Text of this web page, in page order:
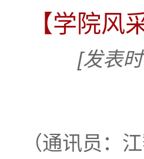
【学院风
[发表
（通讯员：